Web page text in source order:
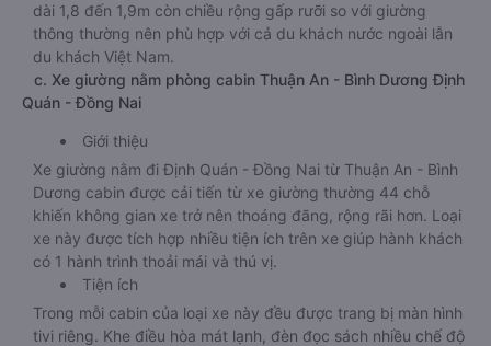
dài 1,8 đến 1,9m còn chiều rộng gấp rưỡi so với giường
thông thường nên phù hợp với cả du khách nước ngoài lẫn
du khách Việt Nam.
c. Xe giường nằm phòng cabin Thuận An - Bình Dương Định
Quán - Đồng Nai
Giới thiệu
Xe giường nằm đi Định Quán - Đồng Nai từ Thuận An - Bình
Dương cabin được cải tiến từ xe giường thường 44 chỗ
khiến không gian xe trở nên thoáng đãng, rộng rãi hơn. Loại
xe này được tích hợp nhiều tiện ích trên xe giúp hành khách
có 1 hành trình thoải mái và thú vị.
Tiện ích
Trong mỗi cabin của loại xe này đều được trang bị màn hình
tivi riêng. Khe điều hòa mát lạnh, đèn đọc sách nhiều chế độ